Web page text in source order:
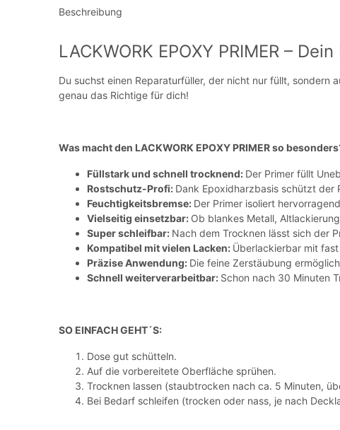
Beschreibung
LACKWORK EPOXY PRIMER –
Du suchst einen Reparaturfüller, der nicht nur füllt, sondern
genau das Richtige für dich!
Was macht den LACKWORK EPOXY PRIMER so
Füllstark und schnell trocknend: Der Primer füllt
Rostschutz-Profi: Dank Epoxidharzbasis schützt der
Feuchtigkeitsbremse: Der Primer isoliert
Vielseitig einsetzbar: Ob blankes Metall,
Super schleifbar: Nach dem Trocknen lässt sich der
Kompatibel mit vielen Lacken: Überlackierbar mit
Präzise Anwendung: Die feine Zerstäubung
Schnell weiterverarbeitbar: Schon nach 30 Minuten
SO EINFACH GEHT´S:
Dose gut schütteln.
Auf die vorbereitete Oberfläche sprühen.
Trocknen lassen (staubtrocken nach ca. 5 Minuten,
Bei Bedarf schleifen (trocken oder nass, je nach